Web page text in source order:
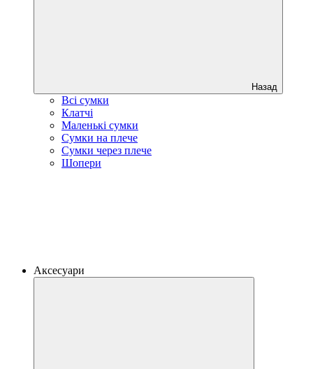
Назад
Всі сумки
Клатчі
Маленькі сумки
Сумки на плече
Сумки через плече
Шопери
Аксесуари